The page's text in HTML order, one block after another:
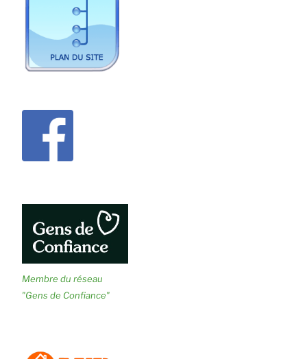
Membre du réseau
"Gens de Confiance"